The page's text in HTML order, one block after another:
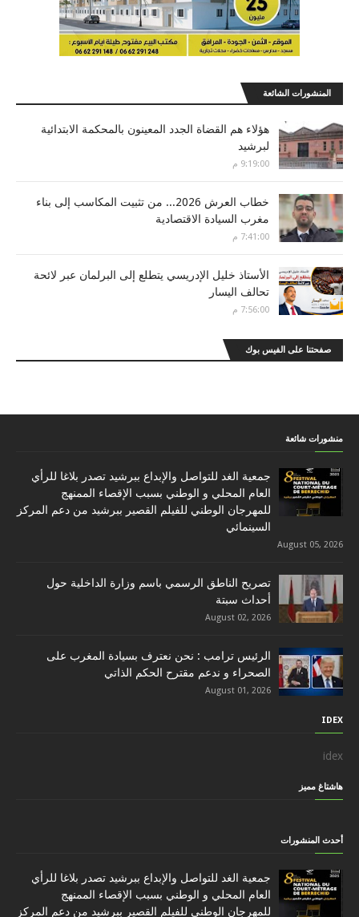
المنشورات الشائعة
هؤلاء هم القضاة الجدد المعينون بالمحكمة الابتدائية
لبرشيد
9:19:00 م
خطاب العرش 2026... من تثبيت المكاسب إلى بناء
مغرب السيادة الاقتصادية
7:41:00 م
الأستاذ خليل الإدريسي يتطلع إلى البرلمان عبر لائحة
تحالف اليسار
7:56:00 م
صفحتنا على الفيس بوك
منشورات شائعة
جمعية الغد للتواصل والإبداع ببرشيد تصدر بلاغا للرأي
العام المحلي و الوطني بسبب الإقصاء الممنهج
للمهرجان الوطني للفيلم القصير ببرشيد من دعم المركز
السينمائي
August 05, 2026
تصريح الناطق الرسمي باسم وزارة الداخلية حول
أحداث سبتة
August 02, 2026
الرئيس ترامب : نحن نعترف بسيادة المغرب على
الصحراء و ندعم مقترح الحكم الذاتي
August 01, 2026
IDEX
idex
هاشتاغ مميز
أحدث المنشورات
جمعية الغد للتواصل والإبداع ببرشيد تصدر بلاغا للرأي
العام المحلي و الوطني بسبب الإقصاء الممنهج
للمهرجان الوطني للفيلم القصير ببرشيد من دعم المركز